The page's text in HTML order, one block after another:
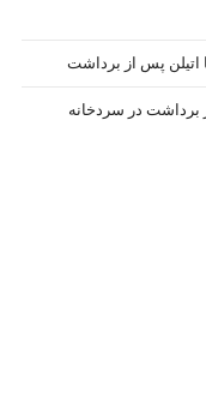
اتیلن پس از برداشت
در سردخانه